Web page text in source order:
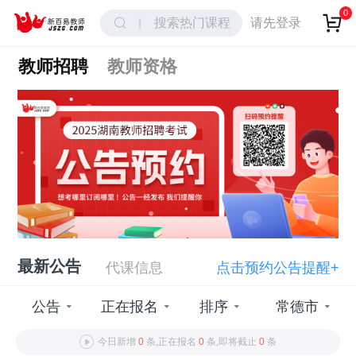
搜索热门课程 请先登录
0
教师招聘 教师资格
最新公告 代课信息 点击预约公告提醒+
公告 正在报名 排序 常德市
今日新增0 条,正在报名0 条,即将截止0 条